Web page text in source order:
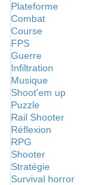
Plateforme
Combat
Course
FPS
Guerre
Infiltration
Musique
Shoot'em up
Puzzle
Rail Shooter
Réflexion
RPG
Shooter
Stratégie
Survival horror